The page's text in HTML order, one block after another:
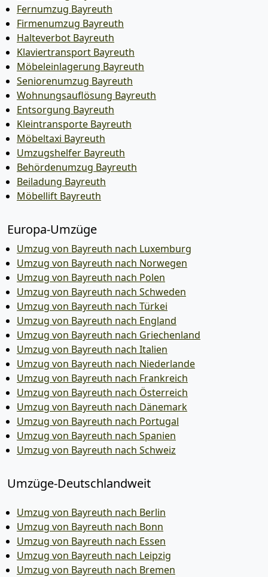
Fernumzug Bayreuth
Firmenumzug Bayreuth
Halteverbot Bayreuth
Klaviertransport Bayreuth
Möbeleinlagerung Bayreuth
Seniorenumzug Bayreuth
Wohnungsauflösung Bayreuth
Entsorgung Bayreuth
Kleintransporte Bayreuth
Möbeltaxi Bayreuth
Umzugshelfer Bayreuth
Behördenumzug Bayreuth
Beiladung Bayreuth
Möbellift Bayreuth
Europa-Umzüge
Umzug von Bayreuth nach Luxemburg
Umzug von Bayreuth nach Norwegen
Umzug von Bayreuth nach Polen
Umzug von Bayreuth nach Schweden
Umzug von Bayreuth nach Türkei
Umzug von Bayreuth nach England
Umzug von Bayreuth nach Griechenland
Umzug von Bayreuth nach Italien
Umzug von Bayreuth nach Niederlande
Umzug von Bayreuth nach Frankreich
Umzug von Bayreuth nach Österreich
Umzug von Bayreuth nach Dänemark
Umzug von Bayreuth nach Portugal
Umzug von Bayreuth nach Spanien
Umzug von Bayreuth nach Schweiz
Umzüge-Deutschlandweit
Umzug von Bayreuth nach Berlin
Umzug von Bayreuth nach Bonn
Umzug von Bayreuth nach Essen
Umzug von Bayreuth nach Leipzig
Umzug von Bayreuth nach Bremen